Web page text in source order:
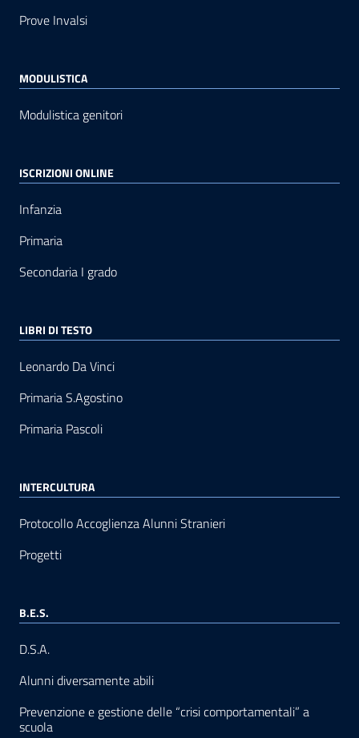
Prove Invalsi
MODULISTICA
Modulistica genitori
ISCRIZIONI ONLINE
Infanzia
Primaria
Secondaria I grado
LIBRI DI TESTO
Leonardo Da Vinci
Primaria S.Agostino
Primaria Pascoli
INTERCULTURA
Protocollo Accoglienza Alunni Stranieri
Progetti
B.E.S.
D.S.A.
Alunni diversamente abili
Prevenzione e gestione delle “crisi comportamentali” a
scuola